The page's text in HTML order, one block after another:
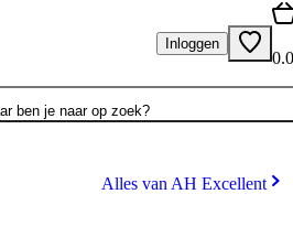
Inloggen
ben je naar op zoek?
Alles van AH Excellent